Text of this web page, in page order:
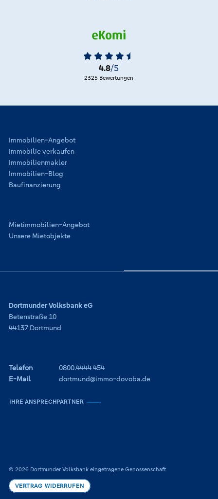
4.8/5
2325 Bewertungen
Immobilien-Angebot
Immobilie verkaufen
Immobilienmakler
Immobilien-Blog
Baufinanzierung
Mietimmobilien-Angebot
Unsere Mietobjekte
Dortmunder Volksbank eG
Betenstraße 10
44137 Dortmund
Telefon
0800.4444 454
E-Mail
dortmund@immo-dovoba.de
IHRE ANSPRECHPARTNER
© 2026 Dortmunder Volksbank eingetragene Genossenschaft
VERTRAG WIDERRUFEN